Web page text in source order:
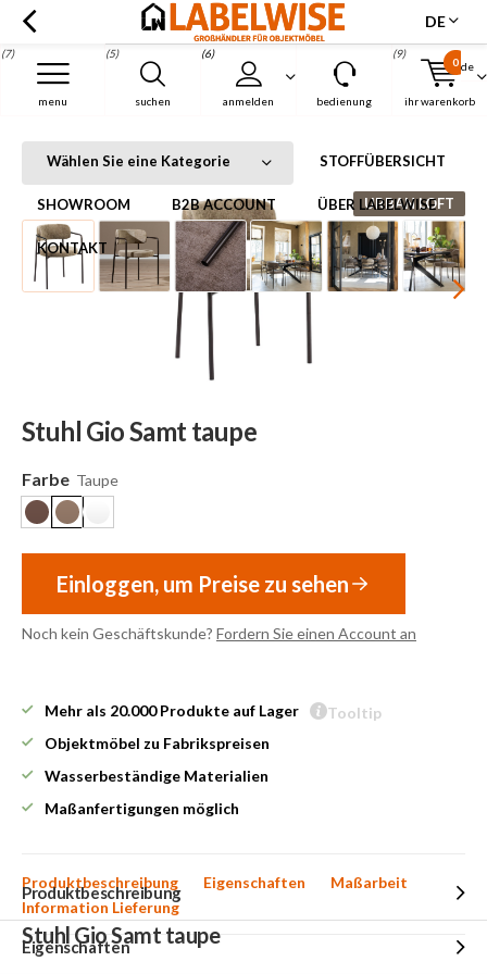
de
suchen
(5)
anmelden
(6)
menu
(7)
bedienung ihr warenkorb
0
(9)
Menu
DE
Wählen Sie eine Kategorie STOFFÜBERSICHT
SHOWROOM B2B ACCOUNT ÜBER LABELWISE
KONTAKT
Startseite Stuhl Gio Samt taupe
Stuhl Gio Samt taupe
URBAN LOFT
Stuhl Gio Samt taupe
Farbe Taupe
Einloggen, um Preise zu sehen
Noch kein Geschäftskunde? Fordern Sie einen Account an
Mehr als 20.000 Produkte auf Lager
Tooltip
Objektmöbel zu Fabrikspreisen
Wasserbeständige Materialien
Maßanfertigungen möglich
Produktbeschreibung Eigenschaften
Maßarbeit
Information Lieferung
Produktbeschreibung
Stuhl Gio Samt taupe
Eigenschaften